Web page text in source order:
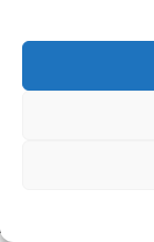
Copyright